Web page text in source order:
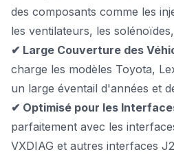
des composants comme les
les ventilateurs, les
✔ Large Couverture des
charge les modèles Toyota,
un large éventail d'années et
✔ Optimisé pour les
parfaitement avec les
VXDIAG et autres interfaces